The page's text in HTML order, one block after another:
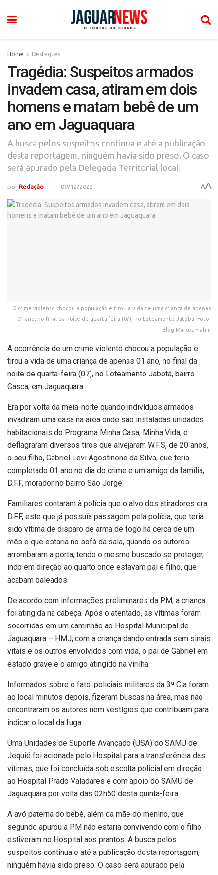
Home Destaques
Tragédia: Suspeitos armados
invadem casa, atiram em dois
homens e matam bebê de um
ano em Jaguaquara
A busca pelos suspeitos continua e até a publicação
desta reportagem, ninguém havia sido preso. O caso
será apurado pela Delegacia Territorial local.
por Redação 09/12/2022 AA
O crime violento chocou a população e tirou a vida de uma criança de apenas
01 ano, no final da noite de quarta-feira (07), no Loteamento Jatobá. Foto:
Blog Marcos Frahm
A ocorrência de um crime violento chocou a população e
tirou a vida de uma criança de apenas 01 ano, no final da
noite de quarta-feira (07), no Loteamento Jabotá, bairro
Casca, em Jaguaquara.
Era por volta da meia-noite quando indivíduos armados
invadiram uma casa na área onde são instaladas unidades
habitacionais do Programa Minha Casa, Minha Vida, e
deflagraram diversos tiros que alvejaram W.F.S, de 20 anos,
o seu filho, Gabriel Levi Agostinone da Silva, que teria
completado 01 ano no dia do crime e um amigo da família,
D.F.F, morador no bairro São Jorge.
Familiares contaram à polícia que o alvo dos atiradores era
D.F.F, este que já possuía passagem pela polícia, que teria
sido vítima de disparo de arma de fogo há cerca de um
mês e que estaria no sofá da sala, quando os autores
arrombaram a porta, tendo o mesmo buscado se proteger,
indo em direção ao quarto onde estavam pai e filho, que
acabam baleados.
De acordo com informações preliminares da PM, a criança
foi atingida na cabeça. Após o atentado, as vítimas foram
socorridas em um caminhão ao Hospital Municipal de
Jaguaquara – HMJ, com a criança dando entrada sem sinais
vitais e os outros envolvidos com vida, o pai de Gabriel em
estado grave e o amigo atingido na virilha.
Informados sobre o fato, policiais militares da 3ª Cia foram
ao local minutos depois, fizeram buscas na área, mas não
encontraram os autores nem vestígios que contribuam para
indicar o local da fuga.
Uma Unidades de Suporte Avançado (USA) do SAMU de
Jequié foi acionada pelo Hospital para a transferência das
vítimas, que foi concluída sob escolta policial em direção
ao Hospital Prado Valadares e com apoio do SAMU de
Jaguaquara por volta das 02h50 desta quinta-feira.
A avó paterna do bebê, além da mãe do menino, que
segundo apurou a PM não estaria convivendo com o filho
estiveram no Hospital aos prantos. A busca pelos
suspeitos continua e até a publicação desta reportagem,
ninguém havia sido preso. O caso será apurado pela